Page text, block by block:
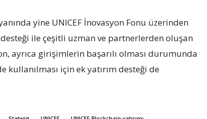
yine UNICEF İnovasyon Fonu üzerinden
ile çeşitli uzman ve partnerlerden oluşan
ayrıca girişimlerin başarılı olması durumunda
kullanılması için ek yatırım desteği de